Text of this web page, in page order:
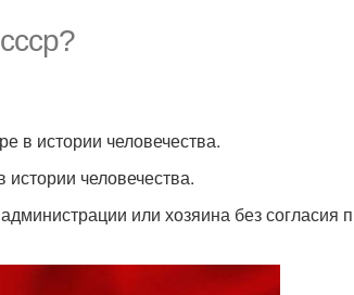
в истории человечества.
человечества.
или хозяина без согласия